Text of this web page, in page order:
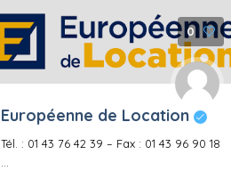
0
Européenne de Location
Tél. : 01 43 76 42 39 – Fax : 01 43 96 90 18